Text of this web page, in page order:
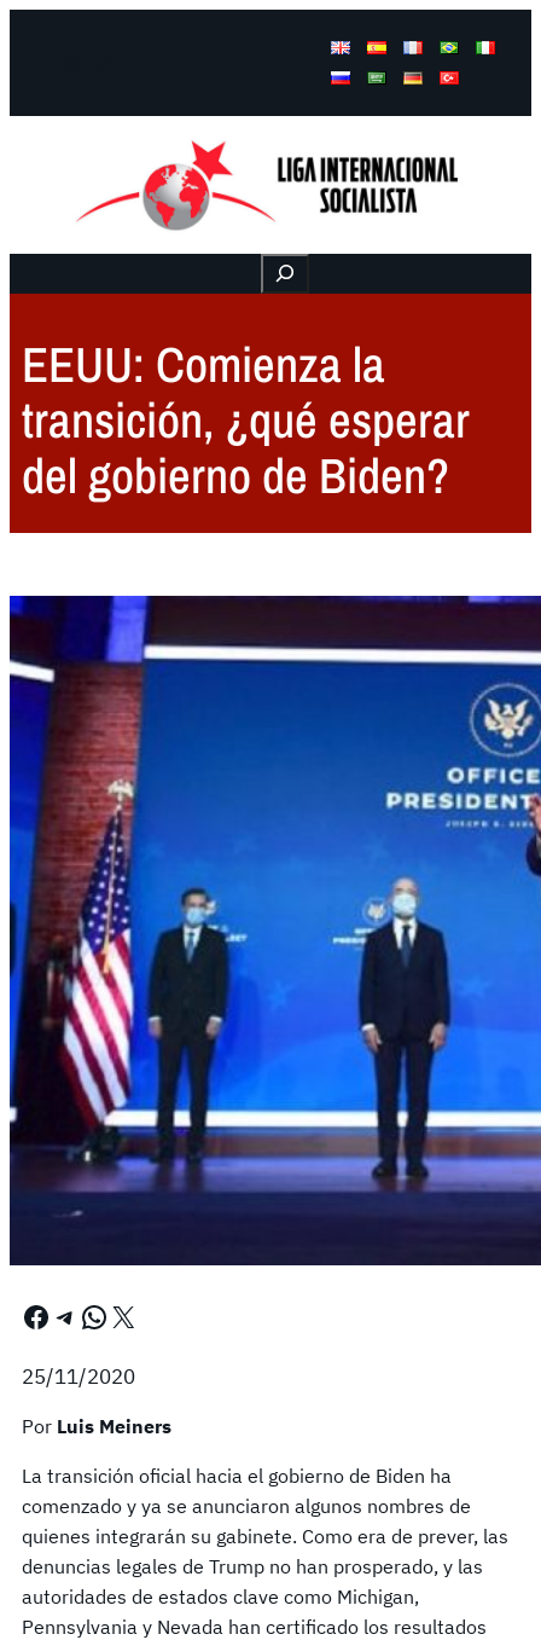
Buscar
EEUU: Comienza la
transición, ¿qué esperar
del gobierno de Biden?
Facebook Telegram WhatsApp X
25/11/2020
Por Luis Meiners
La transición oficial hacia el gobierno de Biden ha
comenzado y ya se anunciaron algunos nombres de
quienes integrarán su gabinete. Como era de prever, las
denuncias legales de Trump no han prosperado, y las
autoridades de estados clave como Michigan,
Pennsylvania y Nevada han certificado los resultados